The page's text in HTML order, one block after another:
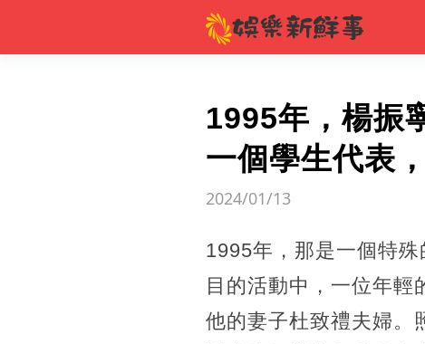
1995年，楊振
一個學生代表
2024/01/13
1995年，那是一個特
目的活動中，一位年輕
他的妻子杜致禮夫婦。